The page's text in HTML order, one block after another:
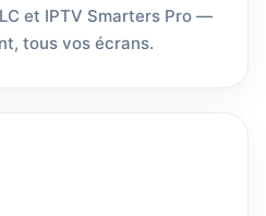
et IPTV Smarters Pro —
tous vos écrans.